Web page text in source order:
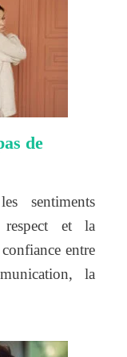
de
sentiments
et la
entre
la